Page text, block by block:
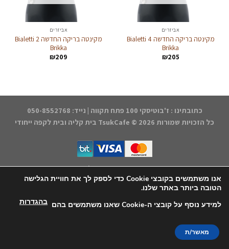
אביזרים
מקינטה בריקה החדשה 4 Bialetti
Brikka
₪205
אביזרים
מקינטה בריקה החדשה 2 Bialetti
Brikka
₪209
כתובתינו : ז'בוטיסקי 100 פתח תקווה | נייד: 050-8552768
כל הזכויות שמורות 2026 ©
TsukCafe בית קליה ובית לקפה ייחודי
דף הבית התחברות/הרשמה החנות הקפה שלנו אודותינו
הצהרת נגישות
תקנון האתר
יצירת קשר
עיצוב אחסון ותחזוקה - קובי משיח Msite
אנו משתמשים בקובצי Cookie כדי לספק לך את חוויית הגלישה
הטובה ביותר באתר שלנו.
למידע נוסף על קובצי ה-Cookie שאנו משתמשים בהם
בהגדרות
מאשר/ת